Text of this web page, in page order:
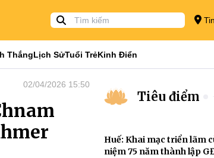
ThắngLịch SửTuổi TrẻKinh Điển
02/04/2026 15:50
Tiêu điểm
Huế: Khai mạc triển lãm
niệm 75 năm thành lập